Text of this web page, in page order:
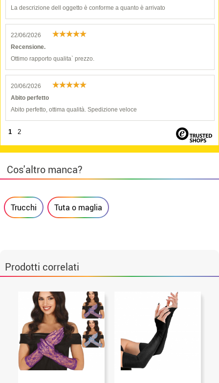
La descrizione dell oggetto è conforme a quanto è arrivato
22/06/2026
Recensione.
Ottimo rapporto qualita` prezzo.
20/06/2026
Abito perfetto
Abito perfetto, ottima qualità. Spedizione veloce
1 2
Cos'altro manca?
Trucchi Tuta o maglia
Prodotti correlati